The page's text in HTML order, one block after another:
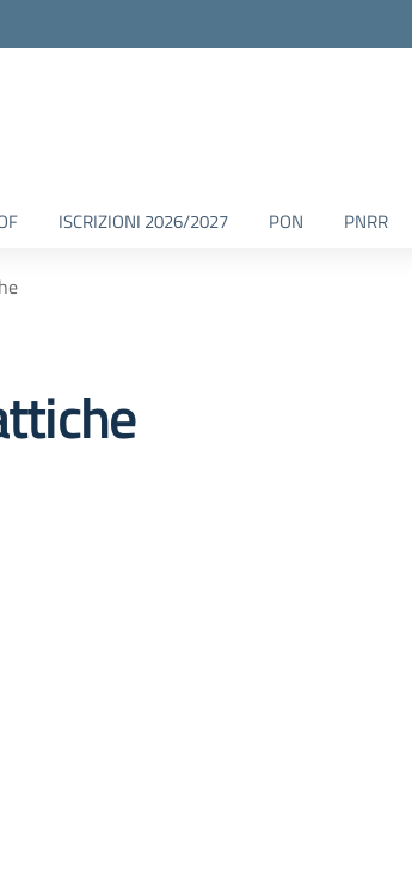
ISCRIZIONI 2026/2027 PON PNRR